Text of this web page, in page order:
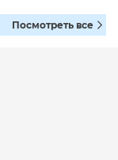
Посмотреть все